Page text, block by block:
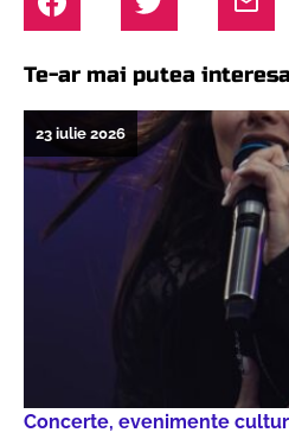
Te-ar mai putea interesa
Concerte, evenimente
23 iulie 2026